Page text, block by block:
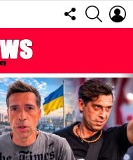
FOLLOW
US